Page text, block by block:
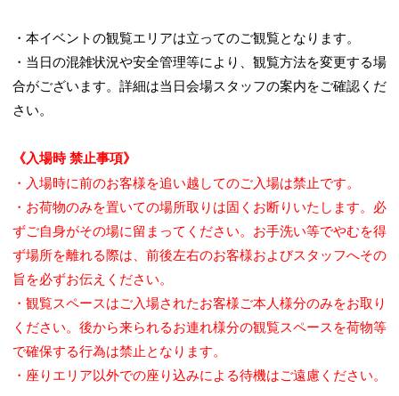
・本イベントの観覧エリアは立ってのご観覧となります。
・当日の混雑状況や安全管理等により、観覧方法を変更する場
合がございます。詳細は当日会場スタッフの案内をご確認くだ
さい。
《入場時 禁止事項》
・入場時に前のお客様を追い越してのご入場は禁止です。
・お荷物のみを置いての場所取りは固くお断りいたします。必
ずご自身がその場に留まってください。お手洗い等でやむを得
ず場所を離れる際は、前後左右のお客様およびスタッフへその
旨を必ずお伝えください。
・観覧スペースはご入場されたお客様ご本人様分のみをお取り
ください。後から来られるお連れ様分の観覧スペースを荷物等
で確保する行為は禁止となります。
・座りエリア以外での座り込みによる待機はご遠慮ください。